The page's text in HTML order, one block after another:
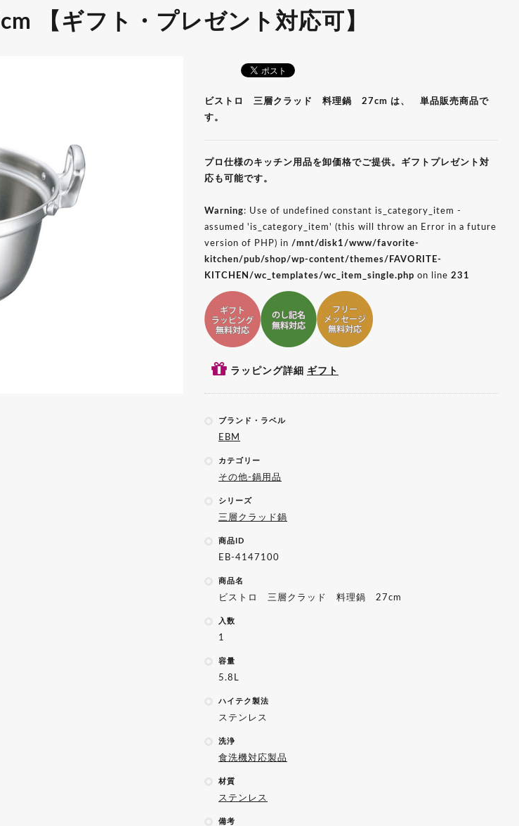
ギフト・プレゼント対応可】
ビストロ 三層クラッド 料理鍋 27cm は、 単品販売商品で
す。
プロ仕様のキッチン用品を卸価格でご提供。ギフトプレゼント対
応も可能です。
Warning: Use of undefined constant is_category_item -
assumed 'is_category_item' (this will throw an Error in a future
version of PHP) in /mnt/disk1/www/favorite-
kitchen/pub/shop/wp-content/themes/FAVORITE-
KITCHEN/wc_templates/wc_item_single.php on line 231
ギフトラッピング対応ギフトのし記名対応
ラッピング詳細 ギフト
ブランド・ラベル
EBM
カテゴリー
その他-鍋用品
シリーズ
三層クラッド鍋
商品ID
EB-4147100
商品名
ビストロ 三層クラッド 料理鍋 27cm
入数
1
容量
5.8L
ハイテク製法
ステンレス
洗浄
食洗機対応製品
材質
ステンレス
備考